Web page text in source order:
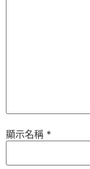
顯示名稱 *